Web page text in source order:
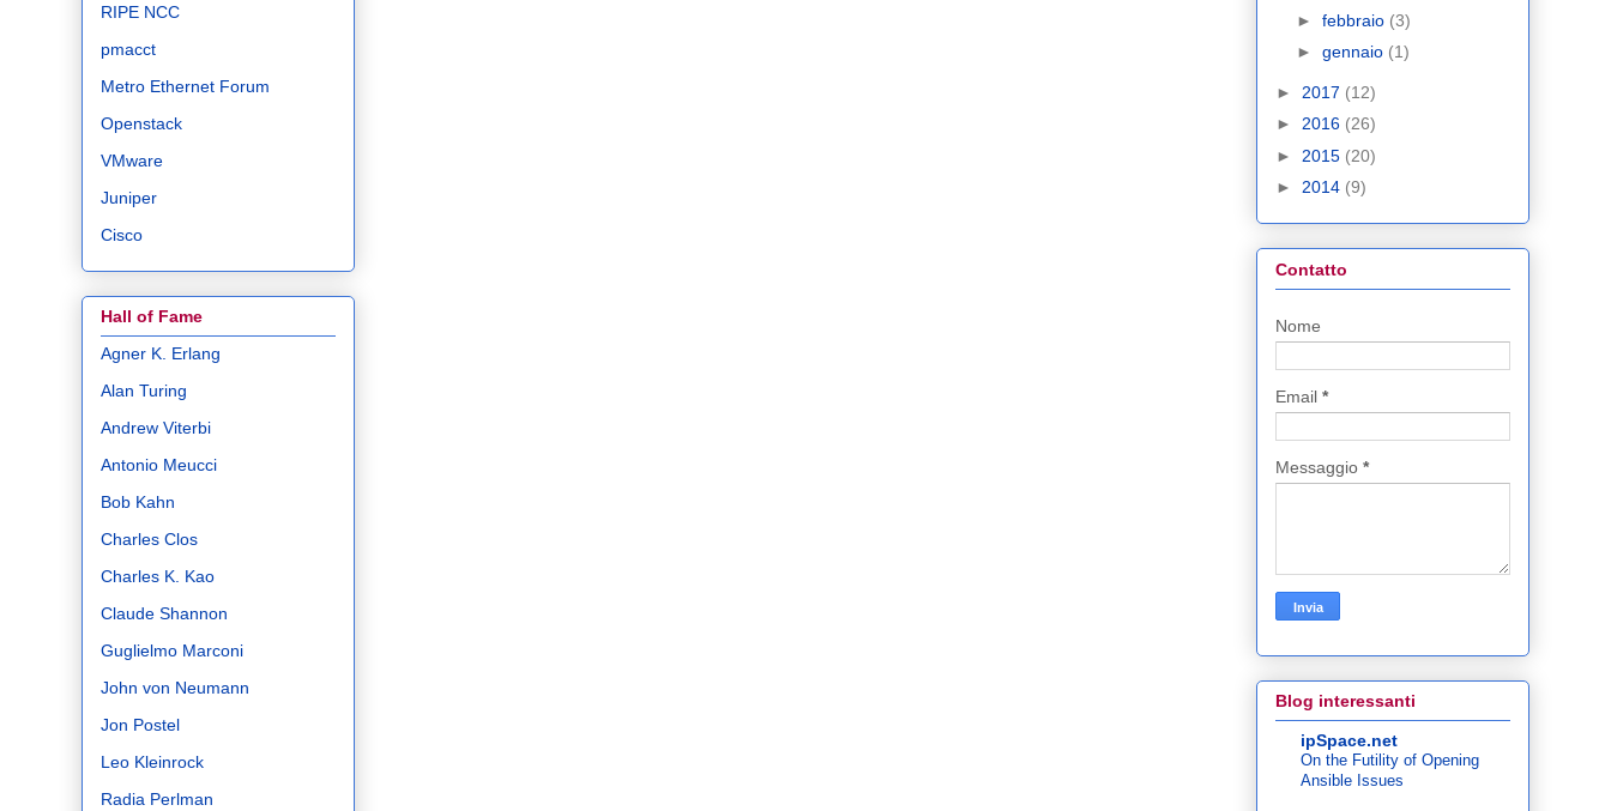
RIPE NCC
pmacct
Metro Ethernet Forum
Openstack
VMware
Juniper
Cisco
Hall of Fame
Agner K. Erlang
Alan Turing
Andrew Viterbi
Antonio Meucci
Bob Kahn
Charles Clos
Charles K. Kao
Claude Shannon
Guglielmo Marconi
John von Neumann
Jon Postel
Leo Kleinrock
Radia Perlman
► febbraio (3)
► gennaio (1)
► 2017 (12)
► 2016 (26)
► 2015 (20)
► 2014 (9)
Contatto
Nome
Email *
Messaggio *
Blog interessanti
ipSpace.net
On the Futility of Opening
Ansible Issues